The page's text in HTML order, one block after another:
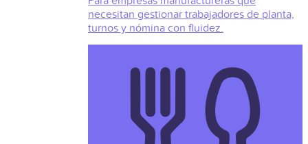
necesitan gestionar trabajadores de planta,
turnos y nómina con fluidez.